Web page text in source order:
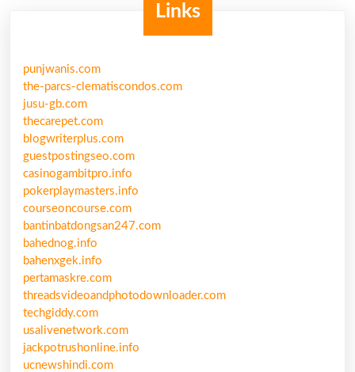
Links
punjwanis.com
the-parcs-clematiscondos.com
jusu-gb.com
thecarepet.com
blogwriterplus.com
guestpostingseo.com
casinogambitpro.info
pokerplaymasters.info
courseoncourse.com
bantinbatdongsan247.com
bahednog.info
bahenxgek.info
pertamaskre.com
threadsvideoandphotodownloader.com
techgiddy.com
usalivenetwork.com
jackpotrushonline.info
ucnewshindi.com